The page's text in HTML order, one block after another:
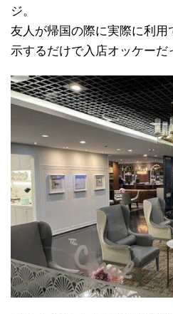
ジ。
友人が帰国の際に実際に利用
示するだけで入店オッケーだ